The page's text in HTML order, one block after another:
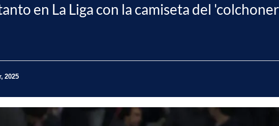
en La Liga con la camiseta del
2025